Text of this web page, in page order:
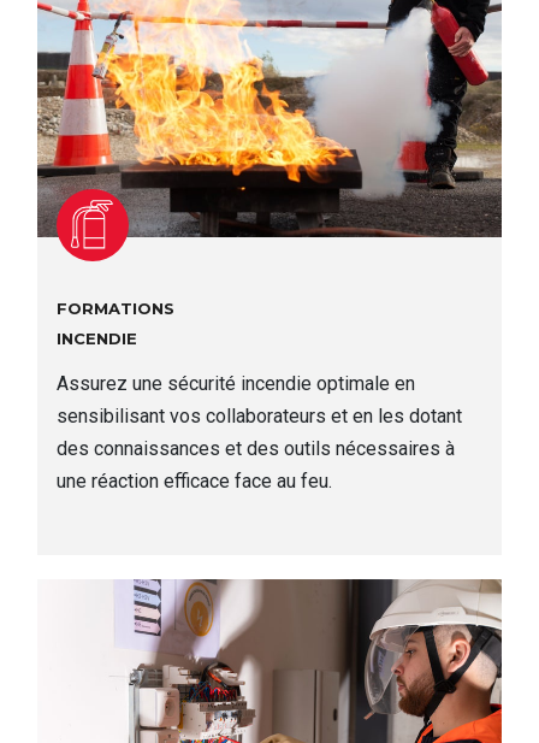
FORMATIONS
Incendie
Assurez une sécurité incendie optimale en
sensibilisant vos collaborateurs et en les dotant
des connaissances et des outils nécessaires à
une réaction efficace face au feu.